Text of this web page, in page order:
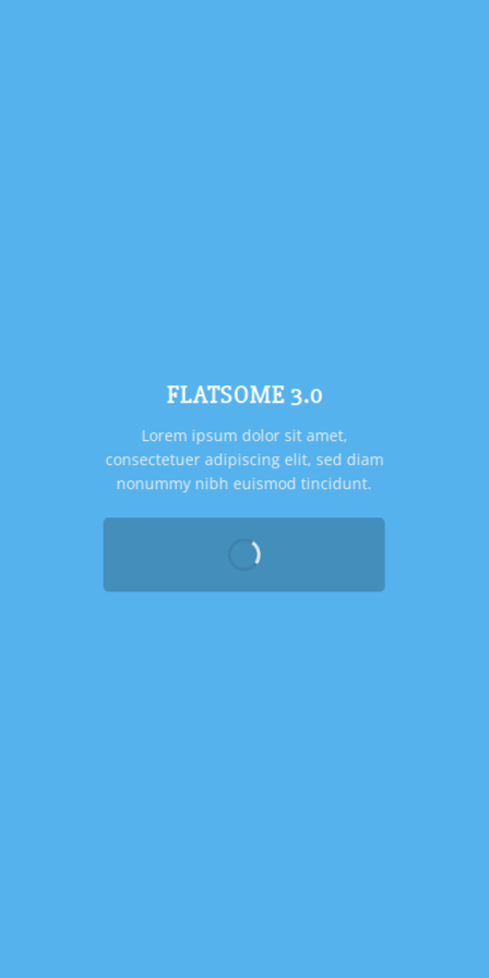
FLATSOME 3.0
Lorem ipsum dolor sit amet,
consectetuer adipiscing elit, sed diam
nonummy nibh euismod tincidunt.